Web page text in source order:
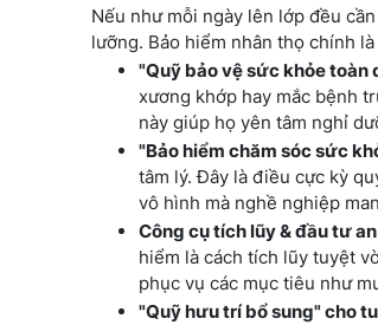
Nếu như mỗi ngày lên lớp đều
lưỡng. Bảo hiểm nhân thọ chính
"Quỹ bảo vệ sức khỏe toàn
xương khớp hay mắc bệnh
này giúp họ yên tâm nghỉ
"Bảo hiểm chăm sóc sức
tâm lý. Đây là điều cực kỳ
vô hình mà nghề nghiệp
Công cụ tích lũy & đầu tư
hiểm là cách tích lũy tuyệt
phục vụ các mục tiêu như
"Quỹ hưu trí bổ sung" cho